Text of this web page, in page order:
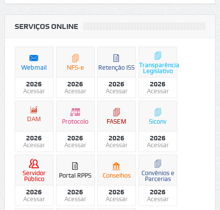
SERVIÇOS ONLINE
Webmail
2026
Acessar
NFS-e
2026
Acessar
Retenção ISS
2026
Acessar
Transparência
Legislativo
2026
Acessar
DAM
2026
Acessar
Protocolo
2026
Acessar
FASEM
2026
Acessar
Siconv
2026
Acessar
Servidor
Público
2026
Acessar
Portal RPPS
2026
Acessar
Conselhos
2026
Acessar
Convênios e
Parcerias
2026
Acessar